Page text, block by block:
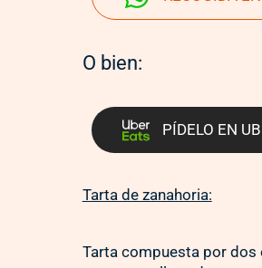
O bien:
PÍDELO EN
Tarta de zanahoria:
Tarta compuesta por dos